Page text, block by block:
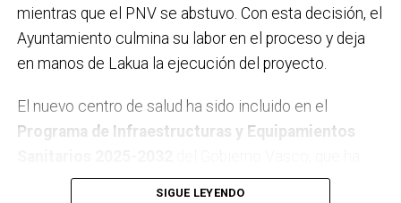
mientras que el PNV se abstuvo. Con esta decisión, el
Ayuntamiento culmina su labor en el proceso y deja
en manos de Lakua la ejecución del proyecto.
El nuevo centro de salud ha sido incluido en el
Programa de Infraestructuras y Equipamientos
reservado unapartida en los presupuestos de 2026
SIGUE LEYENDO